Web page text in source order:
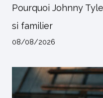
Pourquoi Johnny
si familier
08/08/2026